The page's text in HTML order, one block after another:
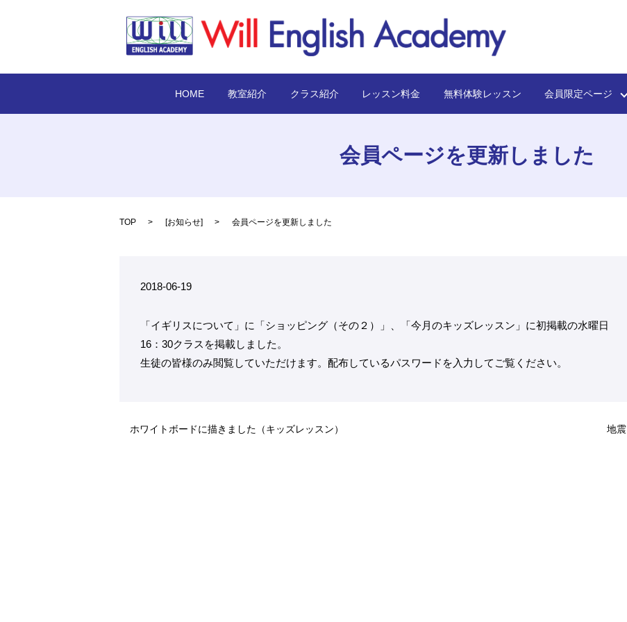
HOME 教室紹介 クラス紹介 レッスン料金 無料体験レッスン 会員限定ページ
会員ページを更新しました
TOP [お知らせ] 会員ページを更新しました
2018-06-19
「イギリスについて」に「ショッピング（その２）」、「今月のキッズレッスン」に初掲載の水曜日
16：30クラスを掲載しました。
生徒の皆様のみ閲覧していただけます。配布しているパスワードを入力してご覧ください。
ホワイトボードに描きました（キッズレッスン） 地震